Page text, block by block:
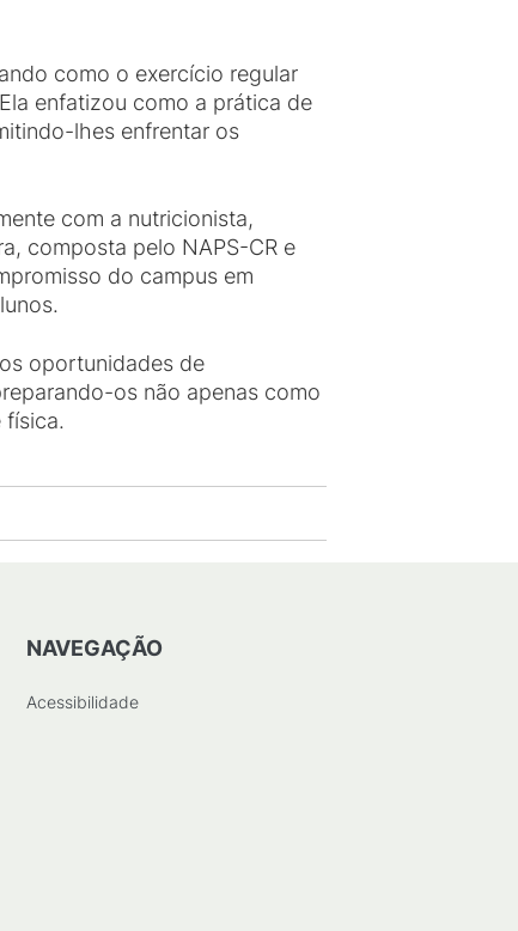
como o exercício regular
enfatizou como a prática de
lhes enfrentar os
com a nutricionista,
composta pelo NAPS-CR e
do campus em
oportunidades de
os não apenas como
física.
NAVEGAÇÃO
Acessibilidade